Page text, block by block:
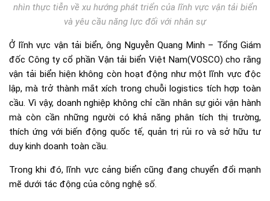
nhìn thực tiễn về xu hướng phát triển của lĩnh vực vận tải biển
và yêu cầu năng lực đối với nhân sự
Ở lĩnh vực vận tải biển, ông Nguyễn Quang Minh – Tổng Giám
đốc Công ty cổ phần Vận tải biển Việt Nam(VOSCO) cho rằng
vận tải biển hiện không còn hoạt động như một lĩnh vực độc
lập, mà trở thành mắt xích trong chuỗi logistics tích hợp toàn
cầu. Vì vậy, doanh nghiệp không chỉ cần nhân sự giỏi vận hành
mà còn cần những người có khả năng phân tích thị trường,
thích ứng với biến động quốc tế, quản trị rủi ro và sở hữu tư
duy kinh doanh toàn cầu.
Trong khi đó, lĩnh vực cảng biển cũng đang chuyển đổi mạnh
mẽ dưới tác động của công nghệ số.